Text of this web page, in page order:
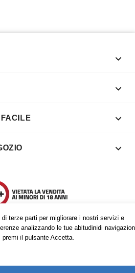
terze parti per migliorare i nostri servizi e
analizzando le tue abitudinidi
il pulsante Accetta.



